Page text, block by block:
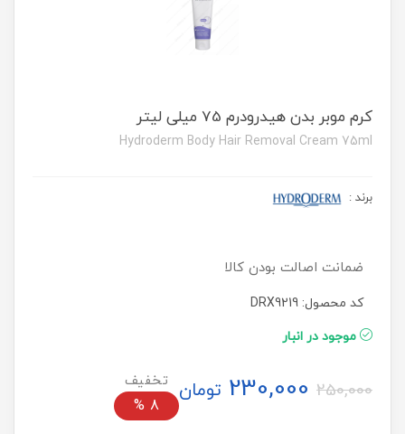
کرم موبر بدن هیدرودرم 75 میلی لیتر
Hydroderm Body Hair Removal Cream 75ml
برند :
ضمانت اصالت بودن کالا
کد محصول: DRX9219
موجود در انبار
250,000 تومان
8
%